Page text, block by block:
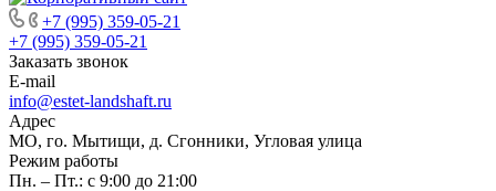
+7 (995) 359-05-21
+7 (995) 359-05-21
Заказать звонок
E-mail
info@estet-landshaft.ru
Адрес
МО, го. Мытищи, д. Сгонники, Угловая улица
Режим работы
Пн. – Пт.: с 9:00 до 21:00